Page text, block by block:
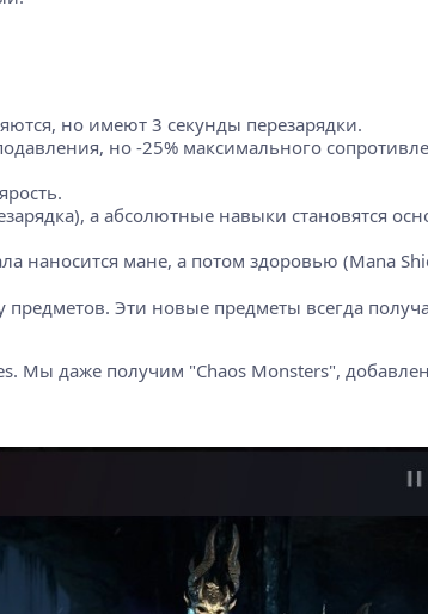
но имеют 3 секунды перезарядки.
но -25% максимального
а абсолютные навыки становятся
наносится мане, а потом здоровью (Mana
предметов. Эти новые предметы всегда
Мы даже получим "Chaos Monsters",